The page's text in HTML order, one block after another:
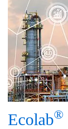
Ecolab®